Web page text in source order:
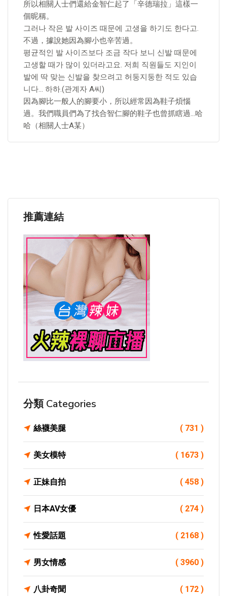
所以相關人士們還給金智仁起了「辛德瑞拉」這樣一
個昵稱。
그러나 작은 발 사이즈 때문에 고생을 하기도 한다고.
不過，據說她因為腳小也辛苦過。
평균적인 발 사이즈보다 조금 작다 보니 신발 때문에
고생할 때가 많이 있더라고요. 저희 직원들도 지인이
발에 딱 맞는 신발을 찾으려고 허둥지둥한 적도 있습
니다… 하하.(관계자 A씨)
因為腳比一般人的腳要小，所以經常因為鞋子煩惱
過。我們職員們為了找合智仁腳的鞋子也曾抓瞎過…哈
哈（相關人士A某）
推薦連結
分類 Categories
絲襪美腿 ( 731 )
美女模特 ( 1673 )
正妹自拍 ( 458 )
日本AV女優 ( 274 )
性愛話題 ( 2168 )
男女情感 ( 3960 )
八卦奇聞 ( 172 )